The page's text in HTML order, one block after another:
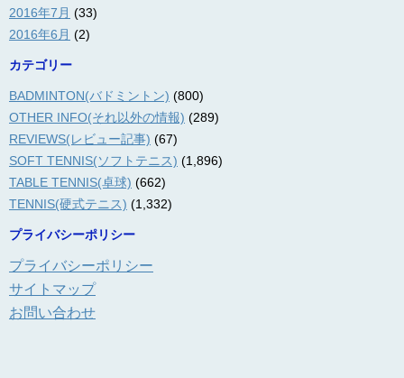
2016年7月 (33)
2016年6月 (2)
カテゴリー
BADMINTON(バドミントン) (800)
OTHER INFO(それ以外の情報) (289)
REVIEWS(レビュー記事) (67)
SOFT TENNIS(ソフトテニス) (1,896)
TABLE TENNIS(卓球) (662)
TENNIS(硬式テニス) (1,332)
プライバシーポリシー
プライバシーポリシー
サイトマップ
お問い合わせ